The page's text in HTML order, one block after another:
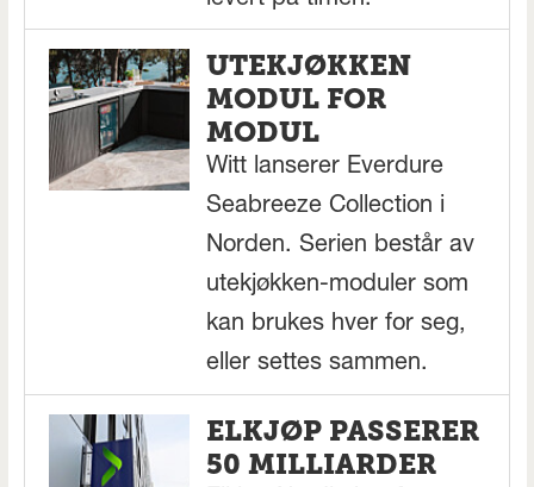
UTEKJØKKEN
MODUL FOR
MODUL
Witt lanserer Everdure
Seabreeze Collection i
Norden. Serien består av
utekjøkken-moduler som
kan brukes hver for seg,
eller settes sammen.
ELKJØP PASSERER
50 MILLIARDER